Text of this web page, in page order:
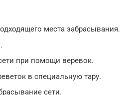
места забрасывания.
при помощи веревок.
в специальную тару.
сети.